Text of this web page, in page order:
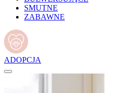
SMUTNE
ZABAWNE
ADOPCJA